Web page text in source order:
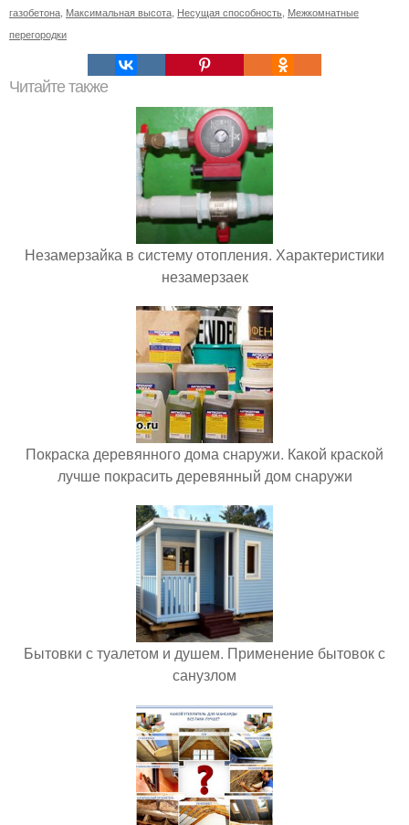
газобетона Максимальная высота Несущая способность Межкомнатные
перегородки
Читайте также
Незамерзайка в систему отопления. Характеристики
незамерзаек
Покраска деревянного дома снаружи. Какой краской
лучше покрасить деревянный дом снаружи
Бытовки с туалетом и душем. Применение бытовок с
санузлом